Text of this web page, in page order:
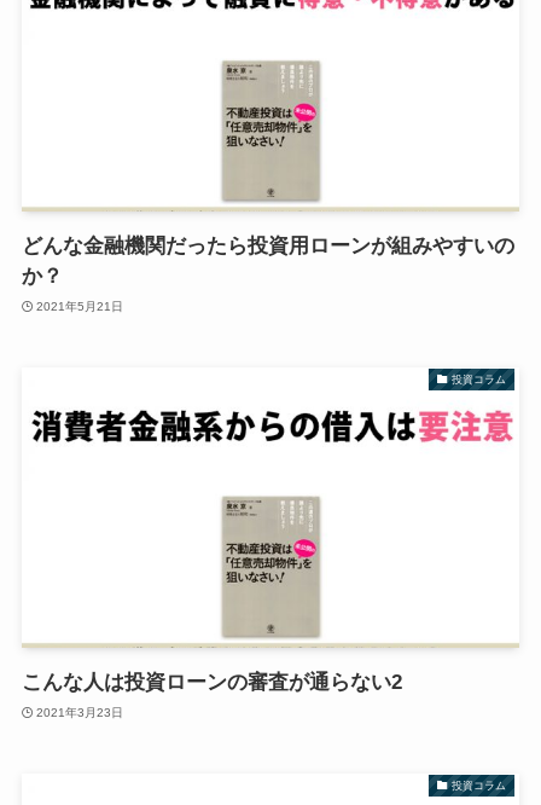
どんな金融機関だったら投資用ローンが組みやすいの
か？
2021年5月21日
投資コラム
こんな人は投資ローンの審査が通らない2
2021年3月23日
投資コラム